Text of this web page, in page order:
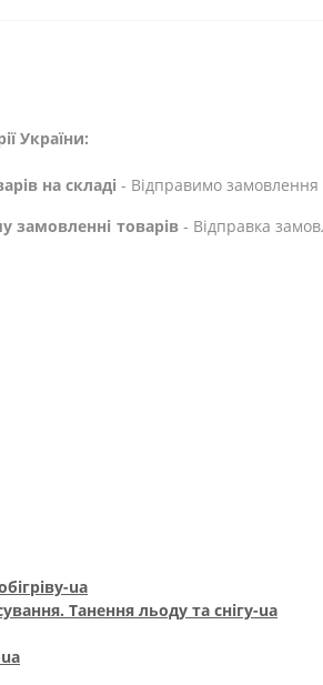
України:
на складі - Відправимо замовлення
замовленні товарів- Відправка
ua
Танення льоду та снігу-ua